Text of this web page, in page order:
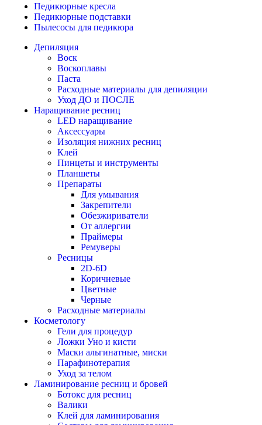
Педикюрные кресла
Педикюрные подставки
Пылесосы для педикюра
Депиляция
Воск
Воскоплавы
Паста
Расходные материалы для депиляции
Уход ДО и ПОСЛЕ
Наращивание ресниц
LED наращивание
Аксессуары
Изоляция нижних ресниц
Клей
Пинцеты и инструменты
Планшеты
Препараты
Для умывания
Закрепители
Обезжириватели
От аллергии
Праймеры
Ремуверы
Ресницы
2D-6D
Коричневые
Цветные
Черные
Расходные материалы
Косметологу
Гели для процедур
Ложки Уно и кисти
Маски альгинатные, миски
Парафинотерапия
Уход за телом
Ламинирование ресниц и бровей
Ботокс для ресниц
Валики
Клей для ламинирования